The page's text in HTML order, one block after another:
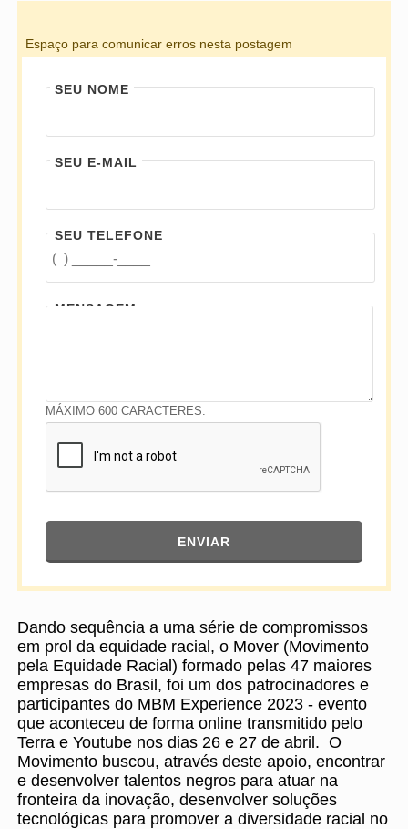
Espaço para comunicar erros nesta postagem
SEU NOME
SEU E-MAIL
SEU TELEFONE
MENSAGEM
MÁXIMO 600 CARACTERES.
ENVIAR
Dando sequência a uma série de compromissos
em prol da equidade racial, o Mover (Movimento
pela Equidade Racial) formado pelas 47 maiores
empresas do Brasil, foi um dos patrocinadores e
participantes do MBM Experience 2023 - evento
que aconteceu de forma online transmitido pelo
Terra e Youtube nos dias 26 e 27 de abril. O
Movimento buscou, através deste apoio, encontrar
e desenvolver talentos negros para atuar na
fronteira da inovação, desenvolver soluções
tecnológicas para promover a diversidade racial no